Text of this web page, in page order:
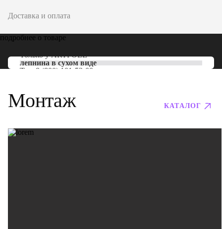
Доставка и оплата
подробнее о товаре
Только уARTPOLE
лепнина в сухом виде
Тел: 8 (800) 101-53-00
Монтаж КАТАЛОГ